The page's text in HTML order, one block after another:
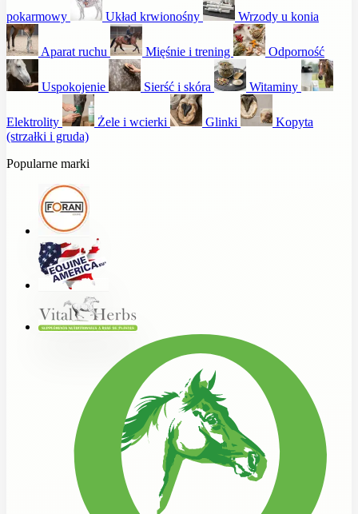
pokarmowy Układ krwionośny Wrzody u konia
Aparat ruchu Mięśnie i trening Odporność
Uspokojenie Sierść i skóra Witaminy
Elektrolity Żele i wcierki Glinki
Kopyta
(strzałki i gruda)
Popularne marki